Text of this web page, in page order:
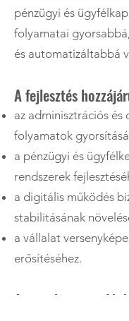
pénzügyi és
folyamatai
és automatizáltabbá
A fejlesztés
az adminisztrációs és
folyamatok
a pénzügyi és
rendszerek
a digitális működés
stabilitásának
a vállalat
erősítéséhez.
A projekt